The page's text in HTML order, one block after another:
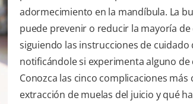
adormecimiento en la mandíbula. La
puede prevenir o reducir la mayoría
siguiendo las instrucciones de cuidado
notificándole si experimenta alguno
Conozca las cinco complicaciones más
extracción de muelas del juicio y qué